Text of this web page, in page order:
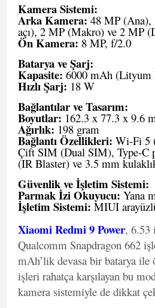
Kamera Sistemi:
Arka Kamera: 48 MP (Ana),
açı), 2 MP (Makro) ve 2 MP
Ön Kamera: 8 MP, f/2.0
Batarya ve Şarj:
Kapasite: 6000 mAh (Lityum
Hızlı Şarj: 18 W
Bağlantılar ve Tasarım:
Boyutlar: 162.3 x 77.3 x 9.6
Ağırlık: 198 gram
Bağlantı Özellikleri: Wi-Fi 5
Çift SIM (Dual SIM), Type-C
(IR Blaster) ve 3.5 mm
Güvenlik ve İşletim Sistemi:
Parmak İzi Okuyucu: Yana
İşletim Sistemi: MIUI
Xiaomi Redmi 9 Power, 6.53
Qualcomm Snapdragon 662
mAh’lik devasa bir batarya ile
işleri rahatça karşılayan bu
kamera sistemiyle de dikkat